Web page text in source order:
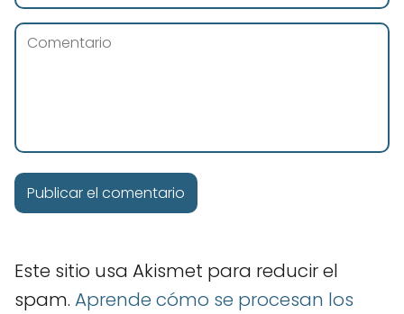
Este sitio usa Akismet para reducir el
spam. Aprende cómo se procesan los